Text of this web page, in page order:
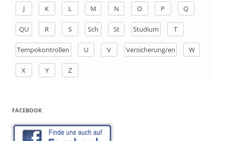
J K L M N O P Q
QU R S Sch St Studium T
Tempokontrollen U V Versicherung/en W
X Y Z
FACEBOOK